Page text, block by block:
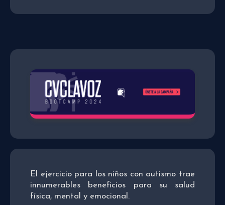
El ejercicio para los niños con autismo trae
innumerables beneficios para su salud
física, mental y emocional.